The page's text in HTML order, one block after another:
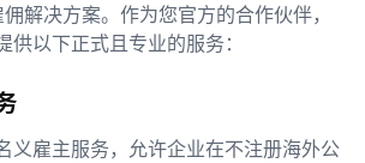
解决方案。作为您官方的合作伙伴，
供以下正式且专业的服务：
义雇主服务，允许企业在不注册海外公